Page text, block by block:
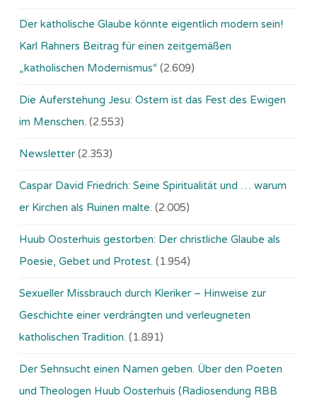
Der katholische Glaube könnte eigentlich modern sein!
Karl Rahners Beitrag für einen zeitgemäßen
„katholischen Modernismus“ (2.609)
Die Auferstehung Jesu: Ostern ist das Fest des Ewigen
im Menschen. (2.553)
Newsletter (2.353)
Caspar David Friedrich: Seine Spiritualität und … warum
er Kirchen als Ruinen malte. (2.005)
Huub Oosterhuis gestorben: Der christliche Glaube als
Poesie, Gebet und Protest. (1.954)
Sexueller Missbrauch durch Kleriker – Hinweise zur
Geschichte einer verdrängten und verleugneten
katholischen Tradition. (1.891)
Der Sehnsucht einen Namen geben. Über den Poeten
und Theologen Huub Oosterhuis (Ra­dio­sen­dung RBB